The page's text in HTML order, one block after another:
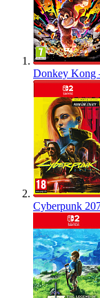
Donkey Kong
Cyberpunk